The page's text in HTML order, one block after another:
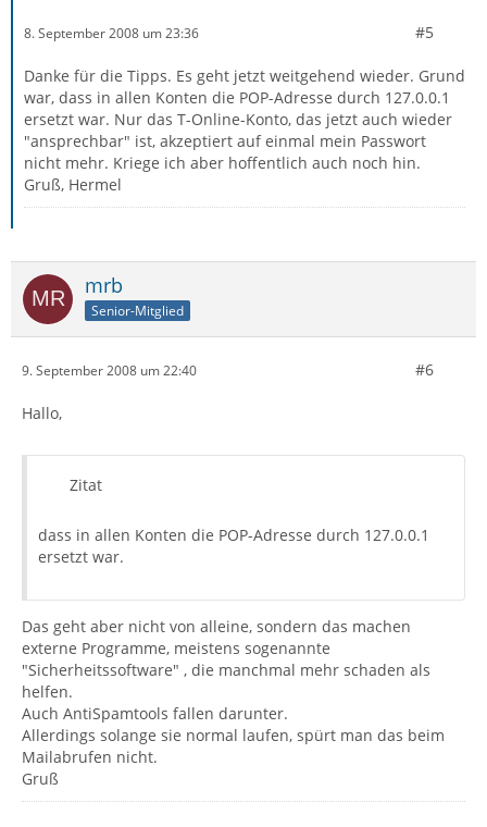
8. September 2008 um 23:36 #5
Danke für die Tipps. Es geht jetzt weitgehend wieder. Grund
war, dass in allen Konten die POP-Adresse durch 127.0.0.1
ersetzt war. Nur das T-Online-Konto, das jetzt auch wieder
"ansprechbar" ist, akzeptiert auf einmal mein Passwort
nicht mehr. Kriege ich aber hoffentlich auch noch hin.
Gruß, Hermel
mrb
Senior-Mitglied
9. September 2008 um 22:40 #6
Hallo,
Zitat
dass in allen Konten die POP-Adresse durch 127.0.0.1
ersetzt war.
Das geht aber nicht von alleine, sondern das machen
externe Programme, meistens sogenannte
"Sicherheitssoftware" , die manchmal mehr schaden als
helfen.
Auch AntiSpamtools fallen darunter.
Allerdings solange sie normal laufen, spürt man das beim
Mailabrufen nicht.
Gruß